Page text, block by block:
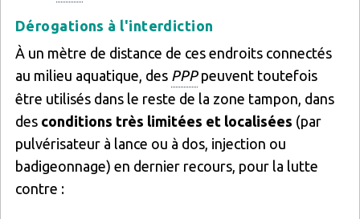
Dérogations à l'interdiction
À un mètre de distance de ces endroits connectés
au milieu aquatique, des PPPpeuvent toutefois
être utilisés dans le reste de la zone tampon, dans
des conditions très limitées et localisées (par
pulvérisateur à lance ou à dos, injection ou
badigeonnage) en dernier recours, pour la lutte
contre :